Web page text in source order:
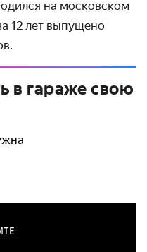
на московском
12 лет выпущено
в гараже свою